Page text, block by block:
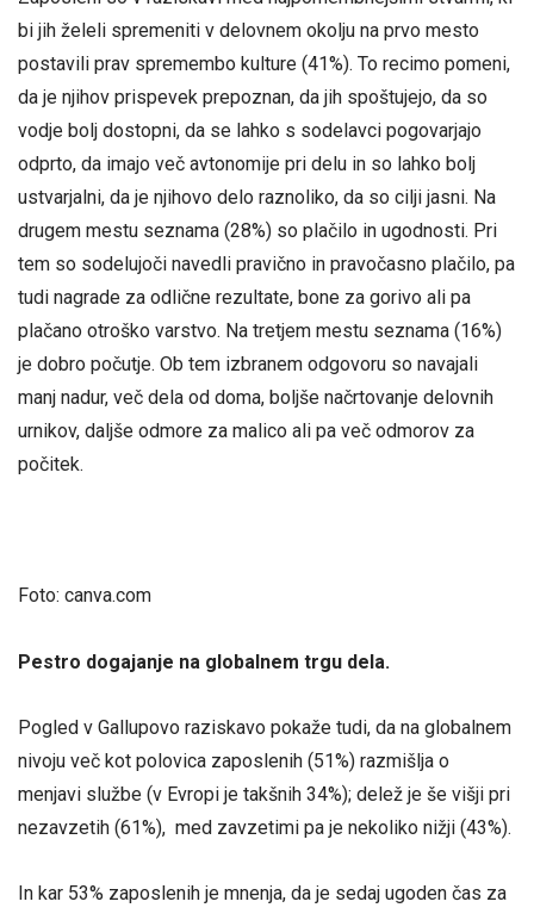
bi jih želeli spremeniti v delovnem okolju na prvo mesto
postavili prav spremembo kulture (41%). To recimo pomeni,
da je njihov prispevek prepoznan, da jih spoštujejo, da so
vodje bolj dostopni, da se lahko s sodelavci pogovarjajo
odprto, da imajo več avtonomije pri delu in so lahko bolj
ustvarjalni, da je njihovo delo raznoliko, da so cilji jasni. Na
drugem mestu seznama (28%) so plačilo in ugodnosti. Pri
tem so sodelujoči navedli pravično in pravočasno plačilo, pa
tudi nagrade za odlične rezultate, bone za gorivo ali pa
plačano otroško varstvo. Na tretjem mestu seznama (16%)
je dobro počutje. Ob tem izbranem odgovoru so navajali
manj nadur, več dela od doma, boljše načrtovanje delovnih
urnikov, daljše odmore za malico ali pa več odmorov za
počitek.
Foto: canva.com
Pestro dogajanje na globalnem trgu dela.
Pogled v Gallupovo raziskavo pokaže tudi, da na globalnem
nivoju več kot polovica zaposlenih (51%) razmišlja o
menjavi službe (v Evropi je takšnih 34%); delež je še višji pri
nezavzetih (61%), med zavzetimi pa je nekoliko nižji (43%).
In kar 53% zaposlenih je mnenja, da je sedaj ugoden čas za